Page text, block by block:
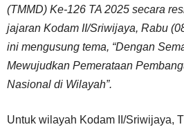
(TMMD) Ke-126 TA 2025 secara
jajaran Kodam II/Sriwijaya, Rabu
ini mengusung tema, “Dengan
Mewujudkan Pemerataan
Nasional di Wilayah”.
Untuk wilayah Kodam II/Sriwijaya,